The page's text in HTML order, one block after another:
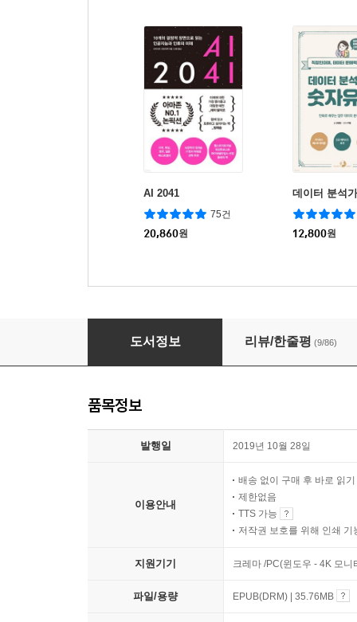
AI 2041
75건
20,860원
데이터 분석
12,800원
딥러닝 레볼루션
도서정보 리뷰/한줄평 (9/86)
품목정보
발행일 2019년 10월 28일
이용안내
배송 없이 구매 후 바로 읽기
제한없음
TTS 가능
저작권 보호를 위해 인쇄 기
지원기기 크레마 /PC(윈도우 - 4K 모
파일/용량 EPUB(DRM) | 35.76MB